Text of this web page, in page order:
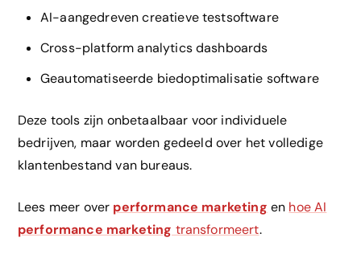
AI-aangedreven creatieve testsoftware
Cross-platform analytics dashboards
Geautomatiseerde biedoptimalisatie software
Deze tools zijn onbetaalbaar voor individuele
bedrijven, maar worden gedeeld over het volledige
klantenbestand van bureaus.
Lees meer over performance marketing en hoe AI
performance marketing transformeert.